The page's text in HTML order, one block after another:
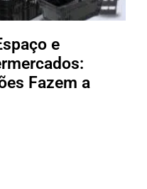
e
Fazem a